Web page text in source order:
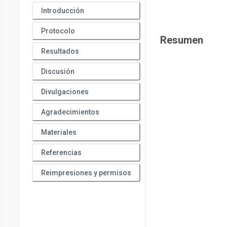
Introducción
Protocolo
Resultados
Discusión
Divulgaciones
Agradecimientos
Materiales
Referencias
Reimpresiones y permisos
Resumen